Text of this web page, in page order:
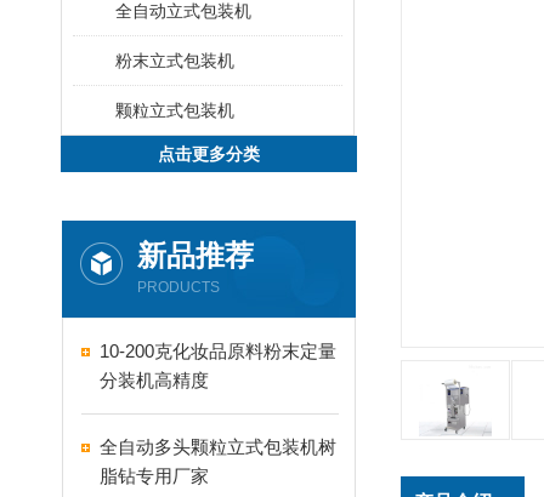
全自动立式包装机
粉末立式包装机
颗粒立式包装机
点击更多分类
新品推荐
PRODUCTS
10-200克化妆品原料粉末定量
分装机高精度
全自动多头颗粒立式包装机树
脂钻专用厂家